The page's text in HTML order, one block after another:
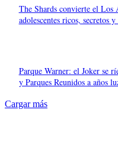
The Shards convierte el Los
adolescentes ricos, secretos
Parque Warner: el Joker se
y Parques Reunidos a años
Cargar más